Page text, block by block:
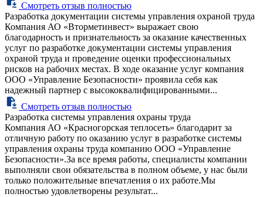
Смотреть отзыв полностью
Разработка документации системы управления охраной труда
Компания АО «Вторметинвест» выражает свою
благодарность и признательность за оказание качественных
услуг по разработке документации системы управления
охраной труда и проведение оценки профессиональных
рисков на рабочих местах. В ходе оказание услуг компания
ООО «Управление Безопасности» проявила себя как
надежный партнер с высококвалифицированными...
Смотреть отзыв полностью
Разработка системы управления охраны труда
Компания АО «Красногорская теплосеть» благодарит за
отличную работу по оказанию услуг в разработке системы
управления охраны труда компанию ООО «Управление
Безопасности».За все время работы, специалисты компании
выполняли свои обязательства в полном объеме, у нас были
только положительные впечатления о их работе.Мы
полностью удовлетворены результат...